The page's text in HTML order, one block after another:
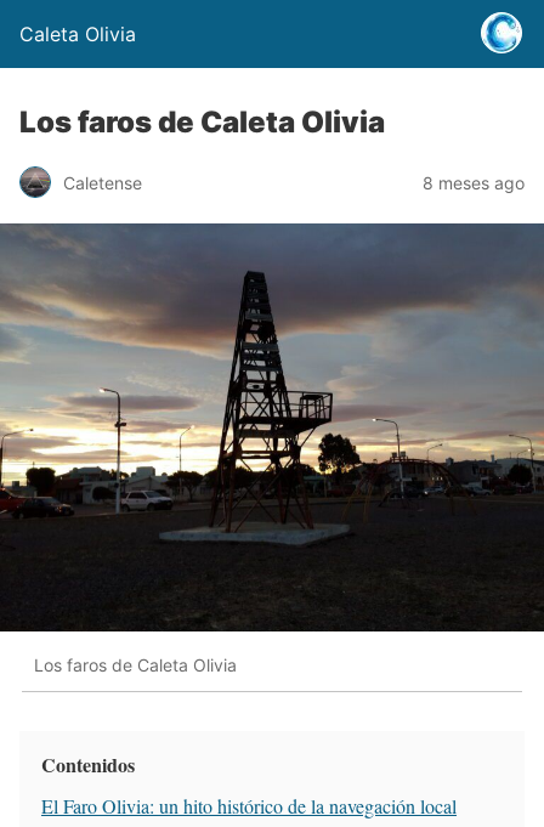
Caleta Olivia
Los faros de Caleta Olivia
Caletense 8 meses ago
Los faros de Caleta Olivia
Contenidos
El Faro Olivia: un hito histórico de la navegación local